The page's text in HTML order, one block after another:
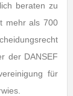
beraten zu
mehr als 700
der DANSEF
für